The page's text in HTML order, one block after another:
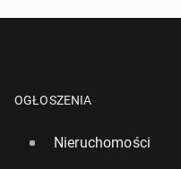
OGŁOSZENIA
Nieruchomości